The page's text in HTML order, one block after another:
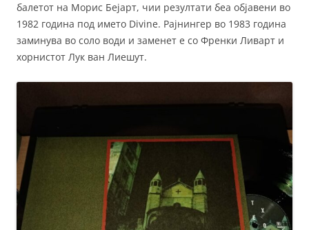
балетот на Морис Бејарт, чии резултати беа објавени во
1982 година под името Divine. Рајнингер во 1983 година
заминува во соло води и заменет е со Френки Ливарт и
хорнистот Лук ван Лиешут.